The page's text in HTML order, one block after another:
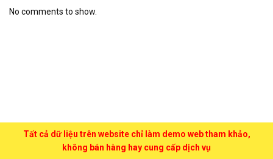
No comments to show.
Tất cả dữ liệu trên website chỉ làm demo web tham khảo,
không bán hàng hay cung cấp dịch vụ